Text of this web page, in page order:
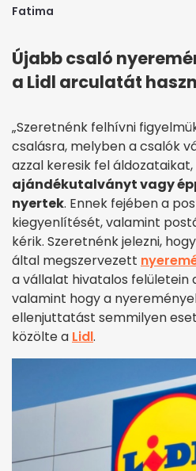
Fatima
Újabb csaló
a Lidl arculatát
„Szeretnénk felhívni
csalásra, melyben a csalók
azzal keresik fel áldozataikat,
ajándékutalványt vagy
nyertek. Ennek fejében a
kiegyenlítését, valamint
kérik. Szeretnénk jelezni,
által megszervezett
a vállalat hivatalos felületein
valamint hogy a
ellenjuttatást semmilyen
közölte a Lidl.